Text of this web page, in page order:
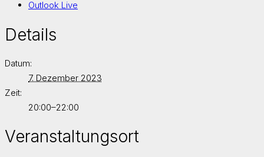
Outlook Live
Details
Datum:
7. Dezember 2023
Zeit:
20:00–22:00
Veranstaltungsort